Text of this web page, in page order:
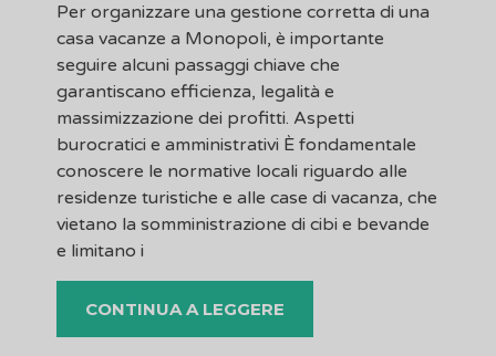
Per organizzare una gestione corretta di una
casa vacanze a Monopoli, è importante
seguire alcuni passaggi chiave che
garantiscano efficienza, legalità e
massimizzazione dei profitti.​ Aspetti
burocratici e amministrativi È fondamentale
conoscere le normative locali riguardo alle
residenze turistiche e alle case di vacanza, che
vietano la somministrazione di cibi e bevande
e limitano i
CONTINUA A LEGGERE